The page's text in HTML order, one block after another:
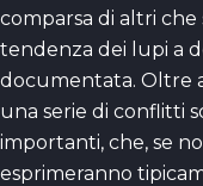
comparsa di altri che
tendenza dei lupi a
documentata. Oltre
una serie di conflitti
importanti, che, se
esprimeranno